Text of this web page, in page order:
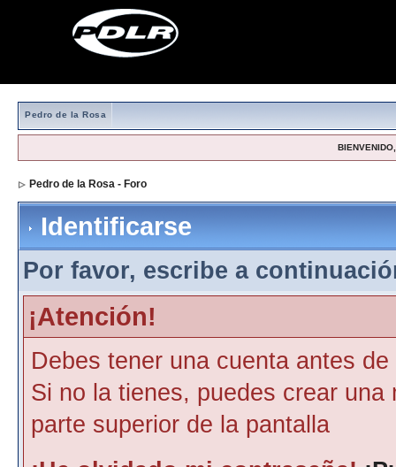
Pedro de la Rosa
Pedro de la Rosa - Foro
Identificarse
Por favor, escribe a
¡Atención!
Debes tener una cuenta antes
Si no la tienes, puedes crear
parte superior de la pantalla